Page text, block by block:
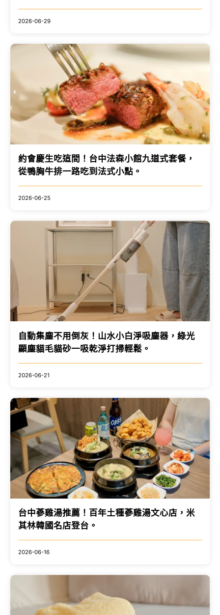
2026-06-29
約會慶生吃這間！台中法森小館九道式套餐，
從鴨胸牛排一路吃到法式小點。
2026-06-25
自動集塵不用倒灰！山水小白淨吸塵器，綠光
顯塵貓毛貓砂一吸乾淨打掃輕鬆。
2026-06-21
台中蔘雞湯推薦！百年土種蔘雞湯文心店，米
其林韓國名店登台。
2026-06-16